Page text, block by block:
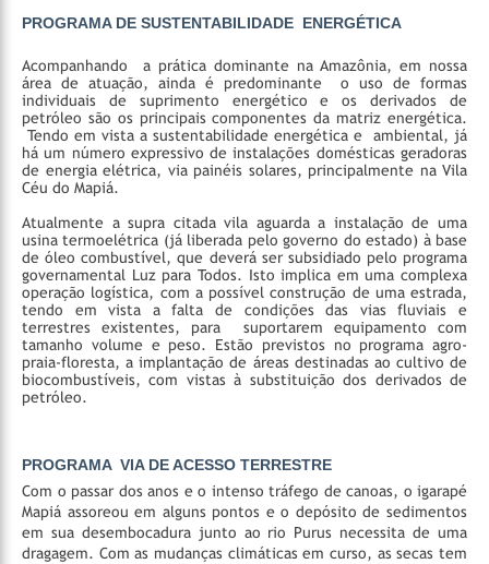
PROGRAMA DE SUSTENTABILIDADE ENERGÉTICA
Acompanhando a prática dominante na Amazônia, em nossa
área de atuação, ainda é predominante o uso de formas
individuais de suprimento energético e os derivados de
petróleo são os principais componentes da matriz energética.
Tendo em vista a sustentabilidade energética e ambiental, já
há um número expressivo de instalações domésticas geradoras
de energia elétrica, via painéis solares, principalmente na Vila
Céu do Mapiá.
Atualmente a supra citada vila aguarda a instalação de uma
usina termoelétrica (já liberada pelo governo do estado) à base
de óleo combustível, que deverá ser subsidiado pelo programa
governamental Luz para Todos. Isto implica em uma complexa
operação logística, com a possível construção de uma estrada,
tendo em vista a falta de condições das vias fluviais e
terrestres existentes, para suportarem equipamento com
tamanho volume e peso. Estão previstos no programa agro-
praia-floresta, a implantação de áreas destinadas ao cultivo de
biocombustíveis, com vistas à substituição dos derivados de
petróleo.
PROGRAMA VIA DE ACESSO TERRESTRE
Com o passar dos anos e o intenso tráfego de canoas, o igarapé
Mapiá assoreou em alguns pontos e o depósito de sedimentos
em sua desembocadura junto ao rio Purus necessita de uma
dragagem. Com as mudanças climáticas em curso, as secas tem